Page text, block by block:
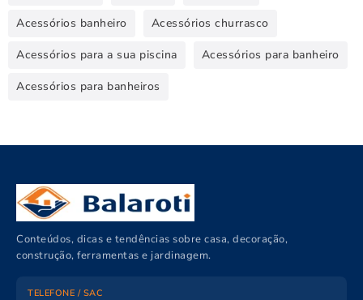
Acessórios banheiro Acessórios churrasco
Acessórios para a sua piscina Acessórios para banheiro
Acessórios para banheiros
Conteúdos, dicas e tendências sobre casa, decoração,
construção, ferramentas e jardinagem.
TELEFONE / SAC